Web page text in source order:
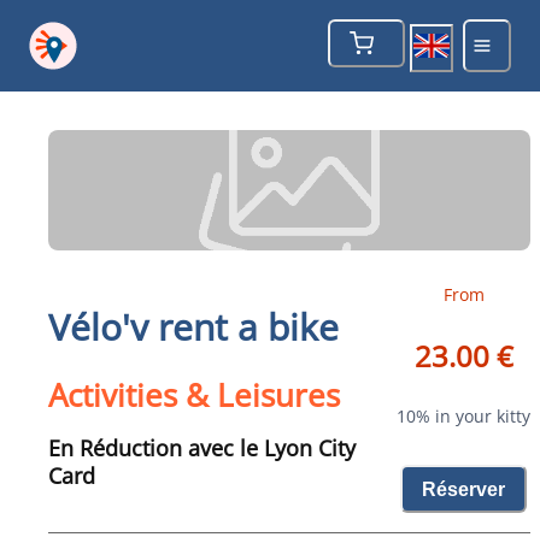
Vélo'v rent a bike
Activities & Leisures
En Réduction avec le Lyon City
Card
From
23.00 €
10% in your kitty
Réserver